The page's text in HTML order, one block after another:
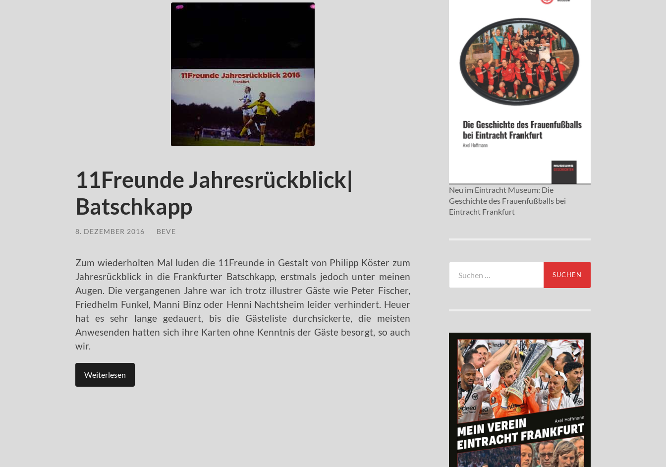
11Freunde Jahresrückblick|
Batschkapp
8. DEZEMBER 2016 BEVE
Zum wiederholten Mal luden die 11Freunde in Gestalt von Philipp Köster zum
Jahresrückblick in die Frankfurter Batschkapp, erstmals jedoch unter meinen
Augen. Die vergangenen Jahre war ich trotz illustrer Gäste wie Peter Fischer,
Friedhelm Funkel, Manni Binz oder Henni Nachtsheim leider verhindert. Heuer
hat es sehr lange gedauert, bis die Gästeliste durchsickerte, die meisten
Anwesenden hatten sich ihre Karten ohne Kenntnis der Gäste besorgt, so auch
wir.
Weiterlesen
Neu im Eintracht Museum: Die
Geschichte des Frauenfußballs bei
Eintracht Frankfurt
nach: